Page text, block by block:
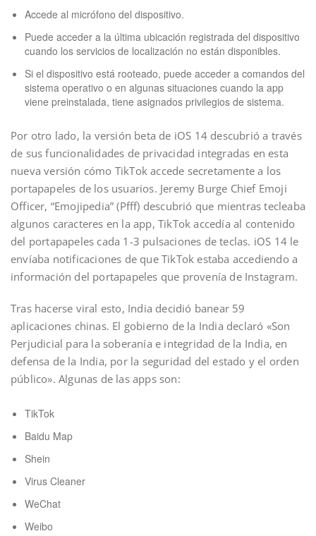
Accede al micrófono del dispositivo.
Puede acceder a la última ubicación registrada del dispositivo
cuando los servicios de localización no están disponibles.
Si el dispositivo está rooteado, puede acceder a comandos del
sistema operativo o en algunas situaciones cuando la app
viene preinstalada, tiene asignados privilegios de sistema.
Por otro lado, la versión beta de iOS 14 descubrió a través
de sus funcionalidades de privacidad integradas en esta
nueva versión cómo TikTok accede secretamente a los
portapapeles de los usuarios. Jeremy Burge Chief Emoji
Officer, “Emojipedia” (Pfff) descubrió que mientras tecleaba
algunos caracteres en la app, TikTok accedía al contenido
del portapapeles cada 1-3 pulsaciones de teclas. iOS 14 le
envíaba notificaciones de que TikTok estaba accediendo a
información del portapapeles que provenía de Instagram.
Tras hacerse viral esto, India decidió banear 59
aplicaciones chinas. El gobierno de la India declaró «Son
Perjudicial para la soberanía e integridad de la India, en
defensa de la India, por la seguridad del estado y el orden
público». Algunas de las apps son:
TikTok
Baidu Map
Shein
Virus Cleaner
WeChat
Weibo